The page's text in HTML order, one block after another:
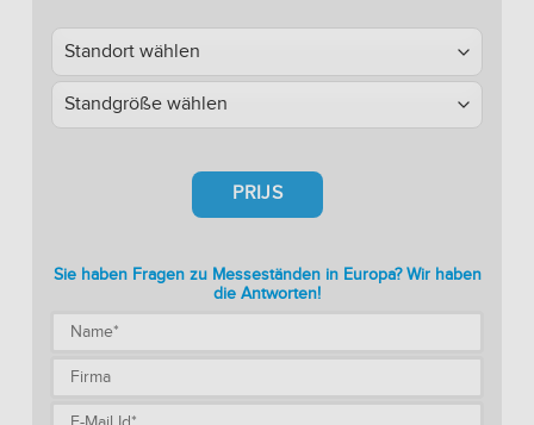
PRIJS
Sie haben Fragen zu Messeständen in Europa? Wir haben
die Antworten!